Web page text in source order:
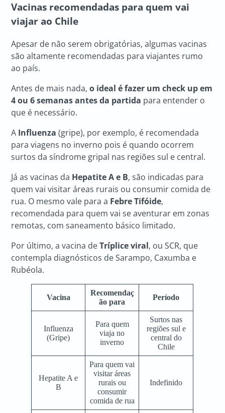
Vacinas recomendadas para quem vai
viajar ao Chile
Apesar de não serem obrigatórias, algumas vacinas
são altamente recomendadas para viajantes rumo
ao país.
Antes de mais nada,o ideal é fazer um check up em
4 ou 6 semanas antes da partida para entender o
que é necessário.
A Influenza (gripe), por exemplo, é recomendada
para viagens no inverno pois é quando ocorrem
surtos da síndrome gripal nas regiões sul e central.
Já as vacinas da Hepatite A e B, são indicadas para
quem vai visitar áreas rurais ou consumir comida de
rua. O mesmo vale para a Febre Tifóide,
recomendada para quem vai se aventurar em zonas
remotas, com saneamento básico limitado.
Por último, a vacina deTríplice viral, ou SCR, que
contempla diagnósticos de Sarampo, Caxumba e
Rubéola.
Vacina
Recomendaç
ão para
Período
Influenza
(Gripe)
Para quem
viaja no
inverno
Surtos nas
regiões sul e
central do
Chile
Hepatite A e
B
Para quem vai
visitar áreas
rurais ou
consumir
comida de rua
Indefinido